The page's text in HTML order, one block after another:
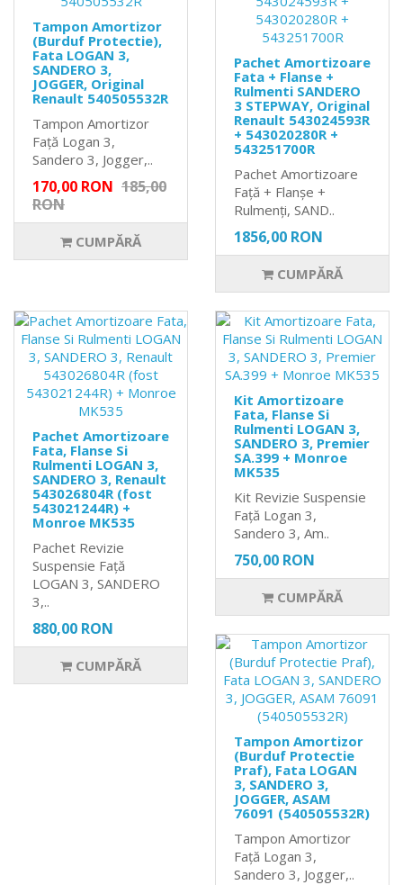
Tampon Amortizor
(Burduf Protectie),
Fata LOGAN 3,
SANDERO 3,
JOGGER, Original
Renault 540505532R
Tampon Amortizor
Față Logan 3,
Sandero 3, Jogger,..
170,00 RON 185,00
RON
CUMPĂRĂ
Pachet Amortizoare
Fata + Flanse +
Rulmenti SANDERO
3 STEPWAY, Original
Renault 543024593R
+ 543020280R +
543251700R
Pachet Amortizoare
Față + Flanșe +
Rulmenți, SAND..
1856,00 RON
CUMPĂRĂ
Pachet Amortizoare
Fata, Flanse Si
Rulmenti LOGAN 3,
SANDERO 3, Renault
543026804R (fost
543021244R) +
Monroe MK535
Pachet Revizie
Suspensie Față
LOGAN 3, SANDERO
3,..
880,00 RON
CUMPĂRĂ
Kit Amortizoare
Fata, Flanse Si
Rulmenti LOGAN 3,
SANDERO 3, Premier
SA.399 + Monroe
MK535
Kit Revizie Suspensie
Față Logan 3,
Sandero 3, Am..
750,00 RON
CUMPĂRĂ
Tampon Amortizor
(Burduf Protectie
Praf), Fata LOGAN
3, SANDERO 3,
JOGGER, ASAM
76091 (540505532R)
Tampon Amortizor
Față Logan 3,
Sandero 3, Jogger,..